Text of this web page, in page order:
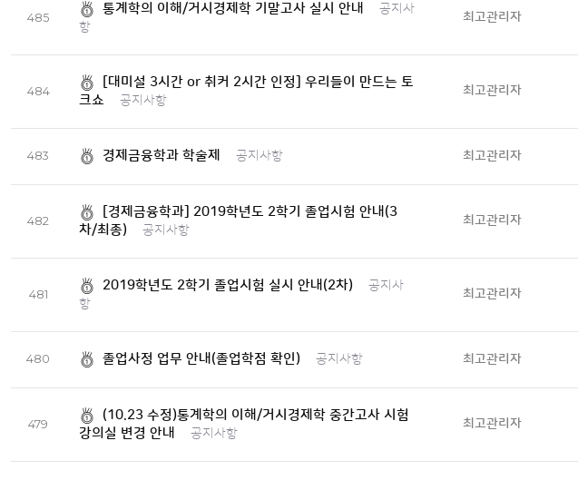
485
통계학의 이해/거시경제학 기말고사 실시 안내
공지사
항
최고관리자
484
[대미설 3시간 or 취커 2시간 인정] 우리들이 만드는 토
크쇼
공지사항
최고관리자
483 경제금융학과 학술제 공지사항 최고관리자
482
[경제금융학과] 2019학년도 2학기 졸업시험 안내(3
차/최종)
공지사항
최고관리자
481
2019학년도 2학기 졸업시험 실시 안내(2차)
공지사
항
최고관리자
480 졸업사정 업무 안내(졸업학점 확인) 공지사항 최고관리자
479
(10.23 수정)통계학의 이해/거시경제학 중간고사 시험
강의실 변경 안내
공지사항
최고관리자